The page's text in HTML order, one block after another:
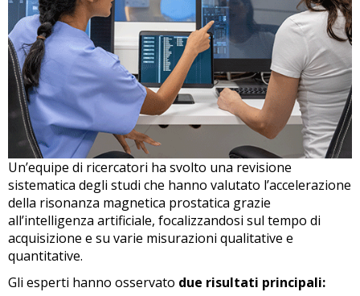
Un’equipe di ricercatori ha svolto una revisione
sistematica degli studi che hanno valutato l’accelerazione
della risonanza magnetica prostatica grazie
all’intelligenza artificiale, focalizzandosi sul tempo di
acquisizione e su varie misurazioni qualitative e
quantitative.
Gli esperti hanno osservato due risultati principali: